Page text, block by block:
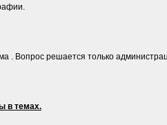
. Вопрос решается только
в темах.